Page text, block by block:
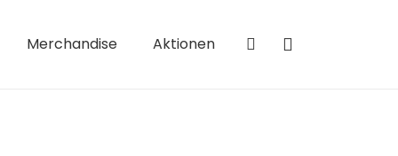
Merchandise Aktionen